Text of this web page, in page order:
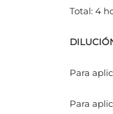
Total: 4
Para
Para